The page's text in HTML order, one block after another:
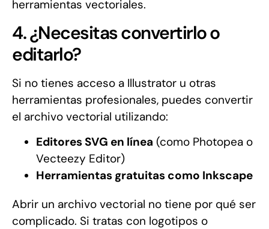
herramientas vectoriales.
4. ¿Necesitas convertirlo o
editarlo?
Si no tienes acceso a Illustrator u otras
herramientas profesionales, puedes convertir
el archivo vectorial utilizando:
Editores SVG en línea (como Photopea o
Vecteezy Editor)
Herramientas gratuitas como Inkscape
Abrir un archivo vectorial no tiene por qué ser
complicado. Si tratas con logotipos o